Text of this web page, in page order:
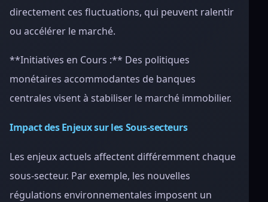
directement ces fluctuations, qui peuvent ralentir
ou accélérer le marché.
**Initiatives en Cours :** Des politiques
monétaires accommodantes de banques
centrales visent à stabiliser le marché immobilier.
Impact des Enjeux sur les Sous-secteurs
Les enjeux actuels affectent différemment chaque
sous-secteur. Par exemple, les nouvelles
régulations environnementales imposent un